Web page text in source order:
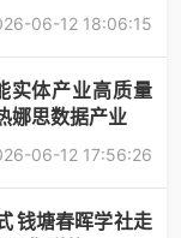
06-12 18:06:15
实体产业高质量
娜思数据产业
06-12 17:56:26
钱塘春晖学社走